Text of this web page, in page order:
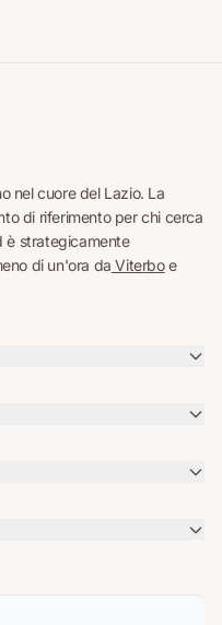
nel cuore del Lazio. La
di riferimento per chi cerca
è strategicamente
di un'ora da Viterboe